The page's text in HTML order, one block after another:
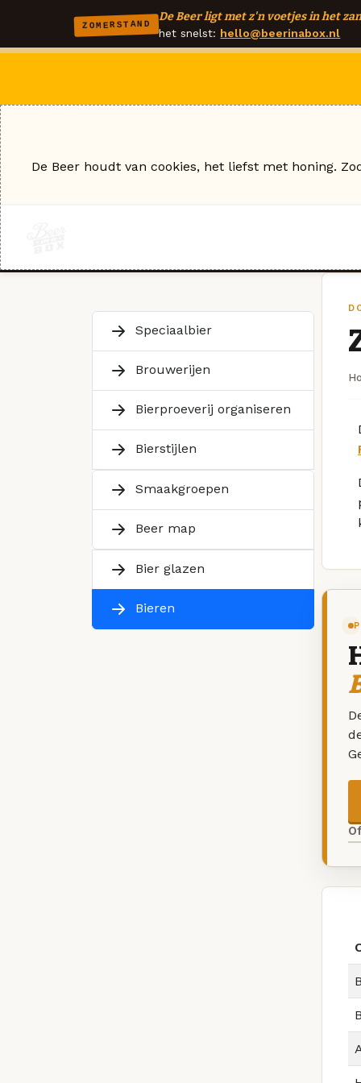
ZOMERSTAND
De Beer ligt met z'n voetjes in het
het snelst: hello@beerinabox.nl
Speciaalbier
Brouwerijen
Bierproeverij organiseren
Bierstijlen
Smaakgroepen
Beer map
Bier glazen
Bieren
De Beer houdt van cookies, het liefst met honing.